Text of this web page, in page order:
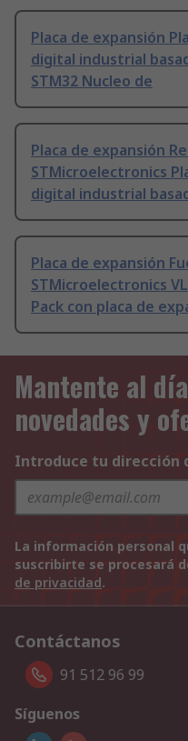
Placa de expansión
digital industrial
STM32 Nucleo de
Placa de expansión
STMicroelectronics
digital industrial
Placa de expansión
STMicroelectronics
Pack con placa de
Mantente al
novedades y
Introduce tu dirección
La información personal
suscribirte se procesará
de privacidad.
Contáctanos
91 512 96 99
Síguenos